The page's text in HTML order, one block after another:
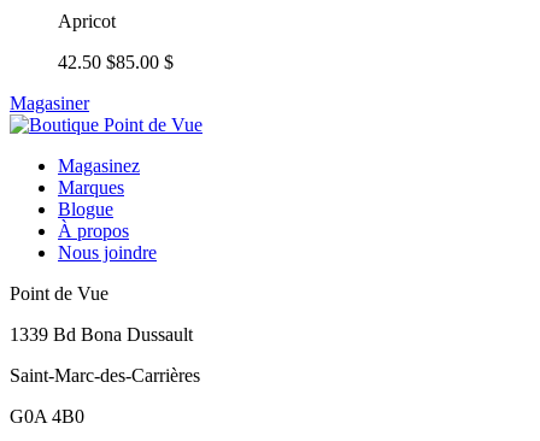
Apricot
42.50 $85.00 $
Magasiner
Magasinez
Marques
Blogue
À propos
Nous joindre
Point de Vue
1339 Bd Bona Dussault
Saint-Marc-des-Carrières
G0A 4B0